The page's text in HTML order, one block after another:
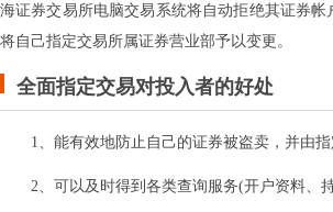
海证券交易所电脑交易系统将自动拒绝其证券
将自己指定交易所属证券营业部予以变更。
全面指定交易对投入者的好处
1、能有效地防止自己的证券被盗卖，并由
2、可以及时得到各类查询服务(开户资料、